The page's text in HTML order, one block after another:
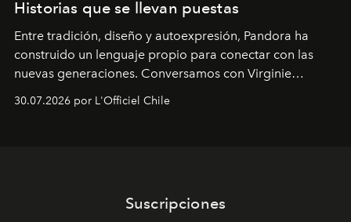
Historias que se llevan puestas
Entre tradición, diseño y autoexpresión, Pandora ha
construido un lenguaje propio para conectar con las
nuevas generaciones. Conversamos con Virginie
Latinoamérica, sobre identidad, cultura y el valor
30.07.2026 por L'Officiel Chile
Suscripciones